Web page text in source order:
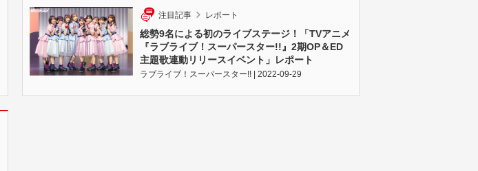
注目記事 レポート
総勢9名による初のライブステージ！「TVアニメ
『ラブライブ！スーパースター!!』2期OP＆ED
主題歌連動リリースイベント」レポート
ラブライブ！スーパースター!! | 2022-09-29